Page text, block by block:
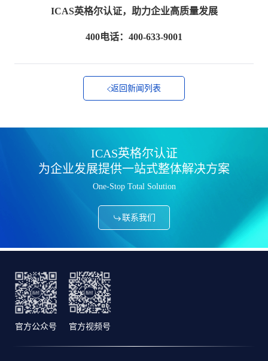
ICAS英格尔认证，助力企业高质量发展
400电话：400-633-9001
返回新闻列表
ICAS英格尔认证
为企业发展提供一站式整体解决方案
One-Stop Total Solution
联系我们
官方公众号 官方视频号